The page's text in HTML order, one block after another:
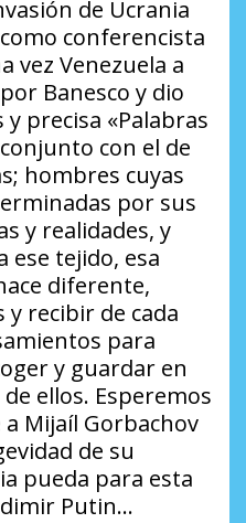
de Ucrania
conferencista
vez Venezuela a
Banesco y dio
precisa «Palabras
con el de
hombres cuyas
por sus
y realidades, y
ese tejido, esa
diferente,
y recibir de cada
para
y guardar en
ellos. Esperemos
Mijaíl Gorbachov
de su
pueda para esta
Putin…